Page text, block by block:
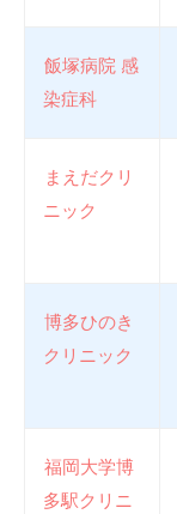
飯塚病院 感
染症科
まえだクリ
ニック
博多ひのき
クリニック
福岡大学博
多駅クリニ